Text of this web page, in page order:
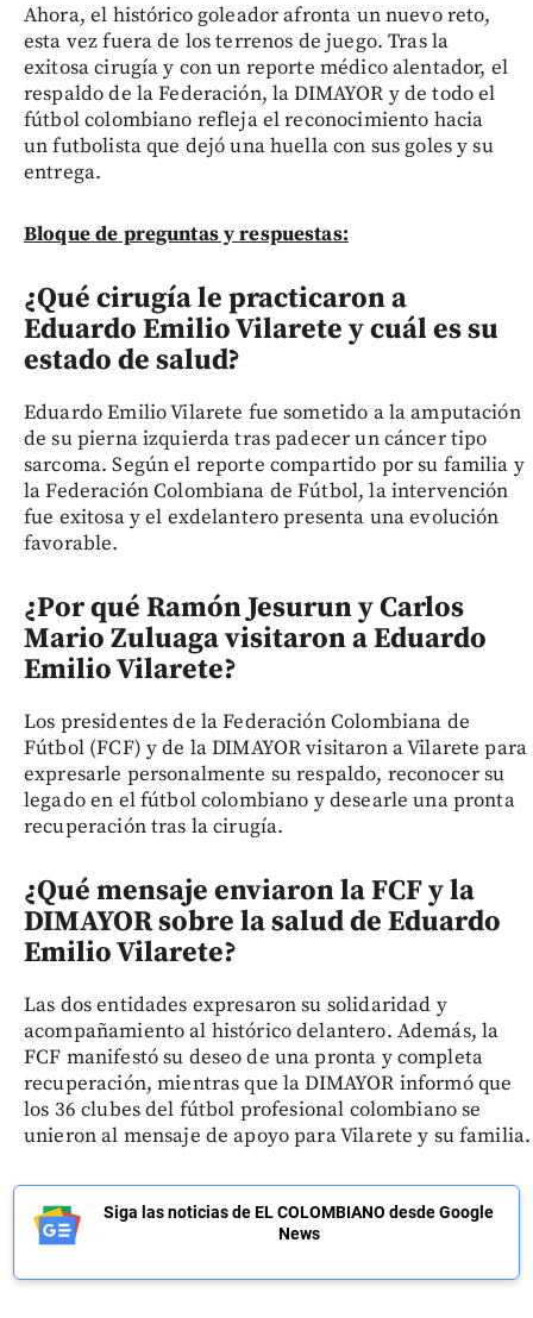
Ahora, el histórico goleador afronta un nuevo reto,
esta vez fuera de los terrenos de juego. Tras la
exitosa cirugía y con un reporte médico alentador, el
respaldo de la Federación, la DIMAYOR y de todo el
fútbol colombiano refleja el reconocimiento hacia
un futbolista que dejó una huella con sus goles y su
entrega.
Bloque de preguntas y respuestas:
¿Qué cirugía le practicaron a
Eduardo Emilio Vilarete y cuál es su
estado de salud?
Eduardo Emilio Vilarete fue sometido a la amputación
de su pierna izquierda tras padecer un cáncer tipo
sarcoma. Según el reporte compartido por su familia y
la Federación Colombiana de Fútbol, la intervención
fue exitosa y el exdelantero presenta una evolución
favorable.
¿Por qué Ramón Jesurun y Carlos
Mario Zuluaga visitaron a Eduardo
Emilio Vilarete?
Los presidentes de la Federación Colombiana de
Fútbol (FCF) y de la DIMAYOR visitaron a Vilarete para
expresarle personalmente su respaldo, reconocer su
legado en el fútbol colombiano y desearle una pronta
recuperación tras la cirugía.
¿Qué mensaje enviaron la FCF y la
DIMAYOR sobre la salud de Eduardo
Emilio Vilarete?
Las dos entidades expresaron su solidaridad y
acompañamiento al histórico delantero. Además, la
FCF manifestó su deseo de una pronta y completa
recuperación, mientras que la DIMAYOR informó que
los 36 clubes del fútbol profesional colombiano se
unieron al mensaje de apoyo para Vilarete y su familia.
Siga las noticias de EL COLOMBIANO desde Google
News